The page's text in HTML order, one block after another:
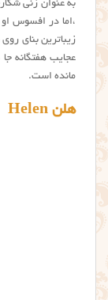
به عنوان زنی
،اما در افسوس
زیباترین بنای
عجایب هفتگانه جا
مانده است.
هلن Helen